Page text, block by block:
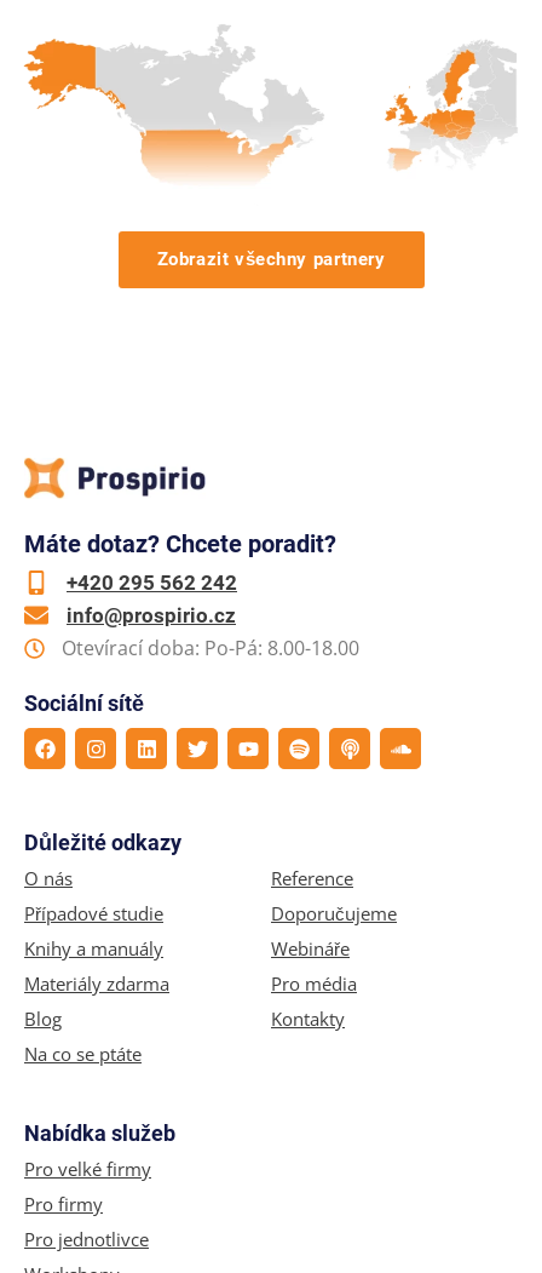
Zobrazit všechny partnery
Máte dotaz? Chcete poradit?
+420 295 562 242
info@prospirio.cz
Otevírací doba: Po-Pá: 8.00-18.00
Sociální sítě
Důležité odkazy
O nás
Případové studie
Knihy a manuály
Materiály zdarma
Blog
Na co se ptáte
Reference
Doporučujeme
Webináře
Pro média
Kontakty
Nabídka služeb
Pro velké firmy
Pro firmy
Pro jednotlivce